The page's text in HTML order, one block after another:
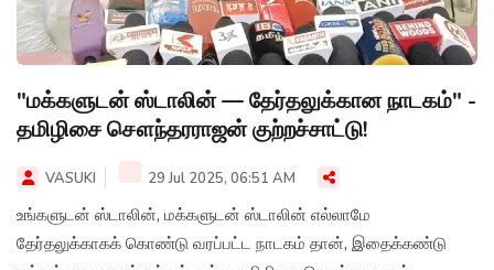
"மக்களுடன் ஸ்டாலின் — தேர்தலுக்கான நாடகம்" -
தமிழிசை சௌந்தரராஜன் குற்றச்சாட்டு!
VASUKI 29 Jul 2025, 06:51 AM
உங்களுடன் ஸ்டாலின், மக்களுடன் ஸ்டாலின் எல்லாமே
தேர்தலுக்காகக் கொண்டு வரப்பட்ட நாடகம் தான், இதைக்கண்டு